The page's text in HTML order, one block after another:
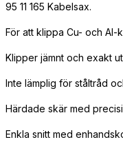
95 11 165 Kabelsax.
För att klippa Cu- och
Klipper jämnt och exakt
Inte lämplig för ståltråd
Härdade skär med
Enkla snitt med